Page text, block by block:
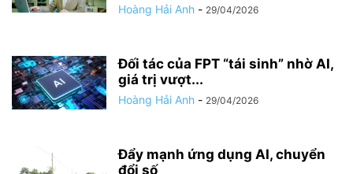
Hoàng Hải Anh - 29/04/2026
Đối tác của FPT “tái sinh” nhờ AI,
giá trị vượt...
Hoàng Hải Anh - 29/04/2026
Đẩy mạnh ứng dụng AI, chuyển
đổi số